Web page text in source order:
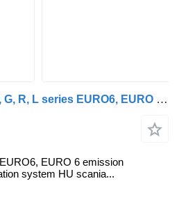
卡车 Scania Scania T, P, G, R, L series EURO6, EURO 6 emission standard series multimedia navigation system HU scania AUS4 STD DAB, NAVI system, Harman / Becker 2594720, 2735760, 2635711, 2783088, infotainment system AUS, ECU AUS, 2735760, 2819281, 2583776, 2583775, 2819279, 2553226, 2783086, 2635720, 2783087, 2635722, 2906948, 2819278, 2819281, HBA562, 2906948, 2912109, 2783088, 2635711, 2735760, 2594720, 2583774, 2553224, 2819281 的 导航系统 Scania T, P, G, R, L series EURO6, EURO 6 emission standard series mult Scania
EURO 6 emission
system HU scania...